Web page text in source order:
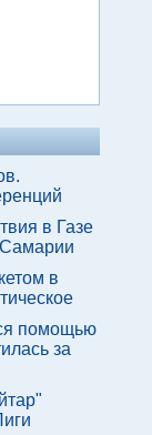
в Газе
в
помощью
за